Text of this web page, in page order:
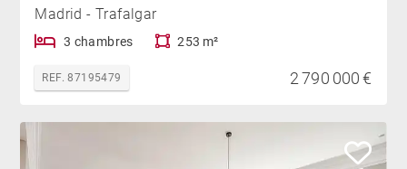
Madrid - Trafalgar
3 chambres 253 m²
REF. 87195479 2 790 000 €